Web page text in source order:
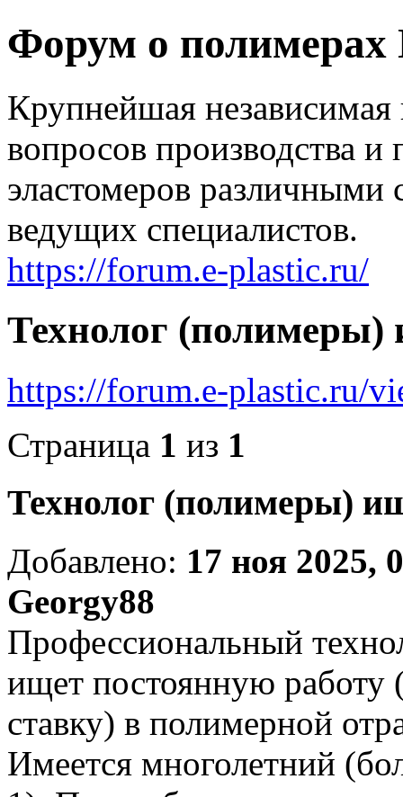
Форум о полимерах
Крупнейшая
вопросов производства и
эластомеров
ведущих специалистов.
https://forum.e-plastic.ru/
Технолог (полимеры)
https://forum.e-plastic.ru/
Страница 1 из 1
Технолог (полимеры)
Добавлено: 17 ноя 2025,
Georgy88
Профессиональный
ищет постоянную
ставку) в полимерной
Имеется многолетний